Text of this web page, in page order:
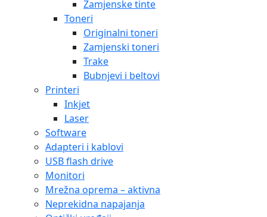
Zamjenske tinte
Toneri
Originalni toneri
Zamjenski toneri
Trake
Bubnjevi i beltovi
Printeri
Inkjet
Laser
Software
Adapteri i kablovi
USB flash drive
Monitori
Mrežna oprema – aktivna
Neprekidna napajanja